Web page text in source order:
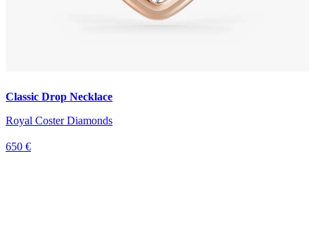
Classic Drop Necklace
Royal Coster Diamonds
650 €